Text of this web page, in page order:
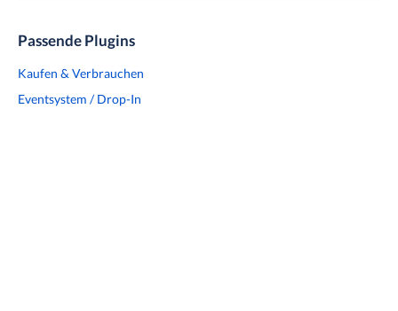
Passende Plugins
Kaufen & Verbrauchen
Eventsystem / Drop-In